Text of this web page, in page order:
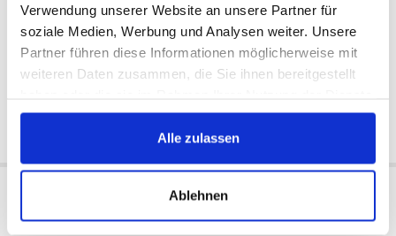
Verwendung unserer Website an unsere Partner für
soziale Medien, Werbung und Analysen weiter. Unsere
Partner führen diese Informationen möglicherweise mit
weiteren Daten zusammen, die Sie ihnen bereitgestellt
gesammelt haben.
Alle zulassen
Ablehnen
External